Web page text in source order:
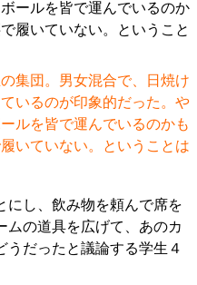
集団。男女混合で、日焼け
いるのが印象的だった。や
ルを皆で運んでいるのかも
いていない。ということは
にし、飲み物を頼んで席を
ムの道具を広げて、あのカ
うだったと議論する学生４